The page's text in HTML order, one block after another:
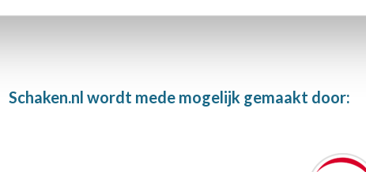
Schaken.nl wordt mede mogelijk gemaakt door: